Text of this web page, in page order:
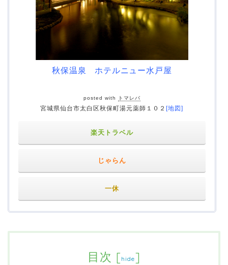
秋保温泉 ホテルニュー水戸屋
posted with トマレバ
宮城県仙台市太白区秋保町湯元薬師１０２ [地図]
楽天トラベル
じゃらん
一休
目次 [hide]